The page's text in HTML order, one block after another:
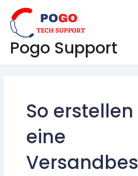
content
Pogo Support
So erstellen
eine